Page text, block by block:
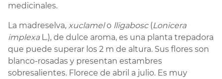
medicinales.
La madreselva, xuclamelo lligabosc (Lonicera
implexaL.), de dulce aroma, es una planta trepadora
que puede superar los 2 m de altura. Sus flores son
blanco-rosadas y presentan estambres
sobresalientes. Florece de abril a julio. Es muy